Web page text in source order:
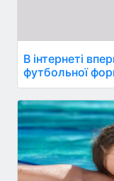
В інтернеті
футбольної